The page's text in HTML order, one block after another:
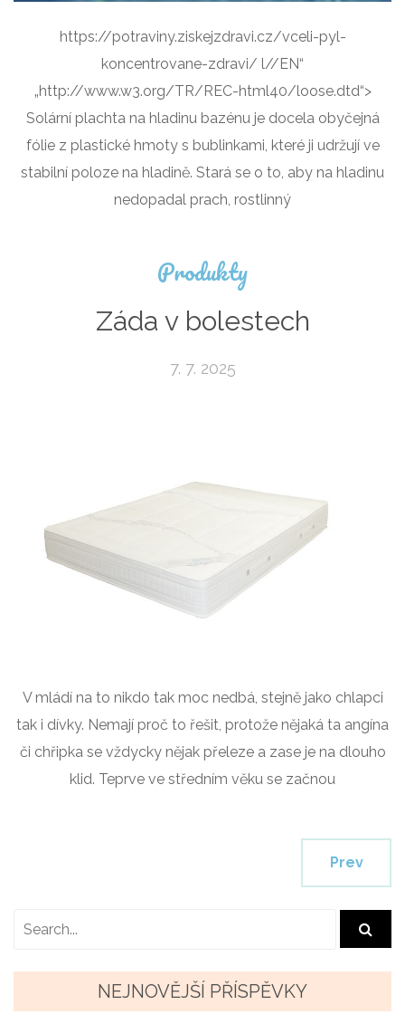
https://potraviny.ziskejzdravi.cz/vceli-pyl-
koncentrovane-zdravi/ l//EN“
„http://www.w3.org/TR/REC-html40/loose.dtd“>
Solární plachta na hladinu bazénu je docela obyčejná
fólie z plastické hmoty s bublinkami, které ji udržují ve
stabilní poloze na hladině. Stará se o to, aby na hladinu
nedopadal prach, rostlinný
Produkty
Záda v bolestech
7. 7. 2025
V mládí na to nikdo tak moc nedbá, stejně jako chlapci
tak i dívky. Nemají proč to řešit, protože nějaká ta angína
či chřipka se vždycky nějak přeleze a zase je na dlouho
klid. Teprve ve středním věku se začnou
Prev
NEJNOVĚJŠÍ PŘÍSPĚVKY